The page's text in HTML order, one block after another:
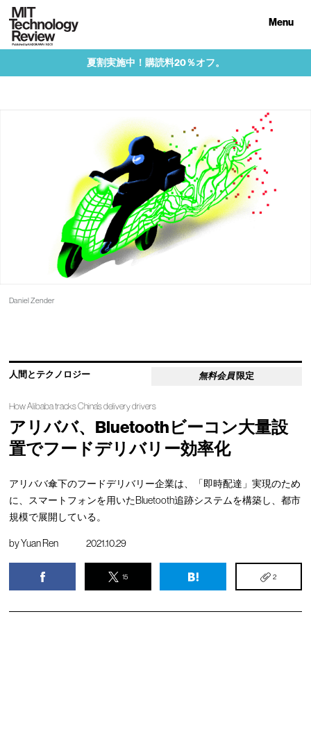
Menu
夏割実施中！購読料20％オフ。
Daniel Zender
人間とテクノロジー 無料会員 限定
How Alibaba tracks China's delivery drivers
アリババ、Bluetoothビーコン大量設
置でフードデリバリー効率化
アリババ傘下のフードデリバリー企業は、「即時配達」実現のため
に、スマートフォンを用いたBluetooth追跡システムを構築し、都市
規模で展開している。
byYuan Ren 2021.10.29
15 2